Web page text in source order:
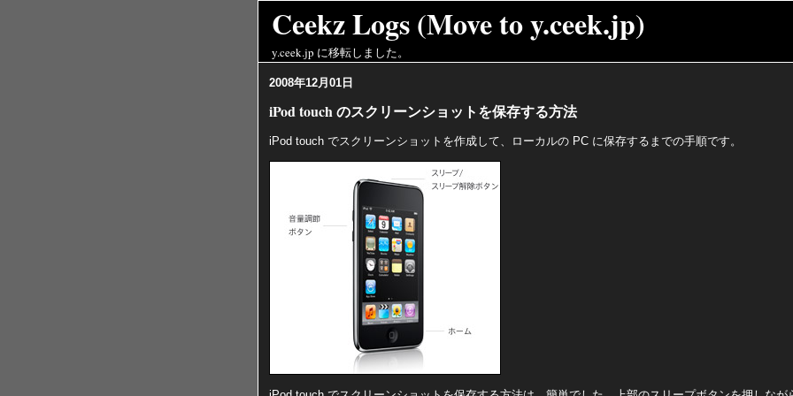
Ceekz Logs (Move to y.ceek.jp)
y.ceek.jp に移転しました。
2008年12月01日
iPod touch のスクリーンショットを保存する方法
iPod touch でスクリーンショットを作成して、ローカルの PC に保存するまでの手順です。